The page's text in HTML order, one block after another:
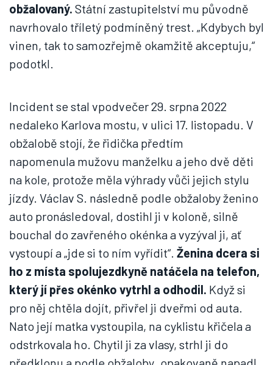
obžalovaný. Státní zastupitelství mu původně
navrhovalo tříletý podmíněný trest. „Kdybych byl
vinen, tak to samozřejmě okamžitě akceptuju,“
podotkl.
Incident se stal vpodvečer 29. srpna 2022
nedaleko Karlova mostu, v ulici 17. listopadu. V
obžalobě stojí, že řidička předtím
napomenula mužovu manželku a jeho dvě děti
na kole, protože měla výhrady vůči jejich stylu
jízdy. Václav S. následně podle obžaloby ženino
auto pronásledoval, dostihl ji v koloně, silně
bouchal do zavřeného okénka a vyzýval ji, ať
vystoupí a „jde si to ním vyřídit“. Ženina dcera si
ho z místa spolujezdkyně natáčela na telefon,
který jí přes okénko vytrhl a odhodil. Když si
pro něj chtěla dojít, přivřel ji dveřmi od auta.
Nato její matka vystoupila, na cyklistu křičela a
odstrkovala ho. Chytil ji za vlasy, strhl ji do